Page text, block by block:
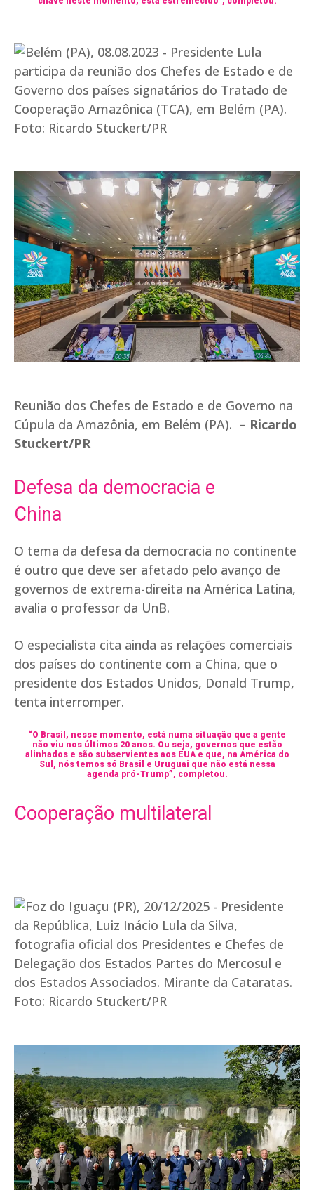
Reunião dos Chefes de Estado e de Governo na
Cúpula da Amazônia, em Belém (PA). – Ricardo
Stuckert/PR
Defesa da democracia e
China
O tema da defesa da democracia no continente
é outro que deve ser afetado pelo avanço de
governos de extrema-direita na América Latina,
avalia o professor da UnB.
O especialista cita ainda as relações comerciais
dos países do continente com a China, que o
presidente dos Estados Unidos, Donald Trump,
tenta interromper.
“O Brasil, nesse momento, está numa situação que a gente
não viu nos últimos 20 anos. Ou seja, governos que estão
alinhados e são subservientes aos EUA e que, na América do
Sul, nós temos só Brasil e Uruguai que não está nessa
agenda pró-Trump”, completou.
Cooperação multilateral